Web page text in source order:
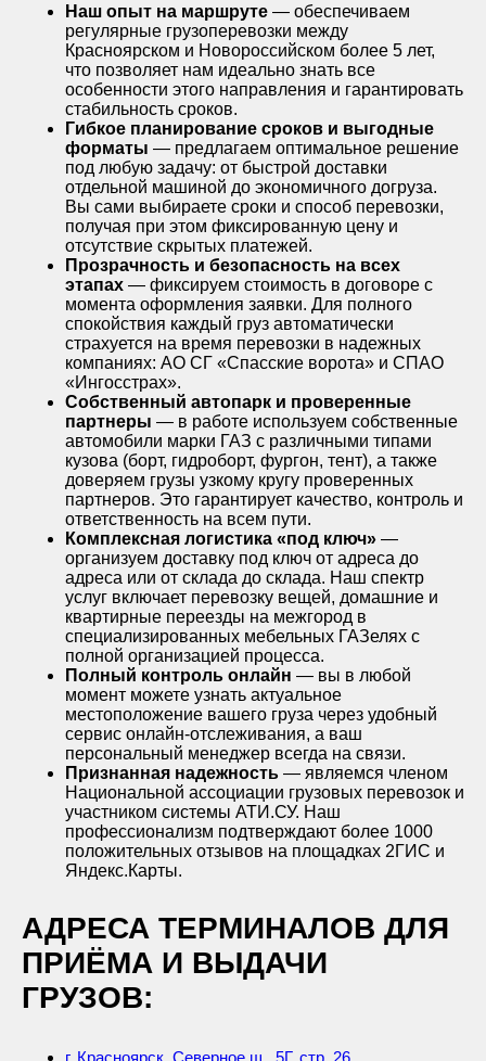
Наш опыт на маршруте — обеспечиваем
регулярные грузоперевозки между
Красноярском и Новороссийском более 5 лет,
что позволяет нам идеально знать все
особенности этого направления и гарантировать
стабильность сроков.
Гибкое планирование сроков и выгодные
форматы — предлагаем оптимальное решение
под любую задачу: от быстрой доставки
отдельной машиной до экономичного догруза.
Вы сами выбираете сроки и способ перевозки,
получая при этом фиксированную цену и
отсутствие скрытых платежей.
Прозрачность и безопасность на всех
этапах — фиксируем стоимость в договоре с
момента оформления заявки. Для полного
спокойствия каждый груз автоматически
страхуется на время перевозки в надежных
компаниях: АО СГ «Спасские ворота» и СПАО
«Ингосстрах».
Собственный автопарк и проверенные
партнеры — в работе используем собственные
автомобили марки ГАЗ с различными типами
кузова (борт, гидроборт, фургон, тент), а также
доверяем грузы узкому кругу проверенных
партнеров. Это гарантирует качество, контроль и
ответственность на всем пути.
Комплексная логистика «под ключ» —
организуем доставку под ключ от адреса до
адреса или от склада до склада. Наш спектр
услуг включает перевозку вещей, домашние и
квартирные переезды на межгород в
специализированных мебельных ГАЗелях с
полной организацией процесса.
Полный контроль онлайн — вы в любой
момент можете узнать актуальное
местоположение вашего груза через удобный
сервис онлайн-отслеживания, а ваш
персональный менеджер всегда на связи.
Признанная надежность — являемся членом
Национальной ассоциации грузовых перевозок и
участником системы АТИ.СУ. Наш
профессионализм подтверждают более 1000
положительных отзывов на площадках 2ГИС и
Яндекс.Карты.
АДРЕСА ТЕРМИНАЛОВ ДЛЯ
ПРИЁМА И ВЫДАЧИ
ГРУЗОВ:
г. Красноярск, Северное ш., 5Г, стр. 26